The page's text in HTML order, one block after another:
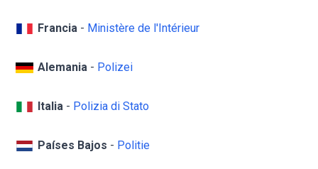
Francia - Ministère de l'Intérieur
Alemania - Polizei
Italia - Polizia di Stato
Países Bajos - Politie